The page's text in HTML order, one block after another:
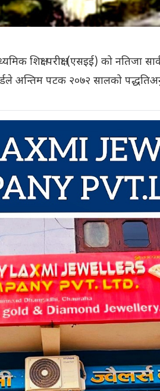
शिक्षा परीक्षा (एसइई) को
अन्तिम पटक २०७२ सालको